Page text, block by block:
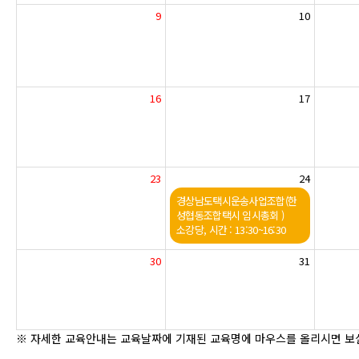
9 10
16 17
23
24
경상남도택시운송사업조합(한
성협동조합택시 임시총회 )
소강당, 시간 : 13:30~16:30
30 31
※ 자세한 교육안내는 교육날짜에 기재된 교육명에 마우스를 올리시면 보